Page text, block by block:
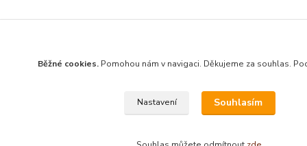
Běžné cookies.Pomohou nám v navigaci. Děkujeme za souhlas.
Nastavení Souhlasím